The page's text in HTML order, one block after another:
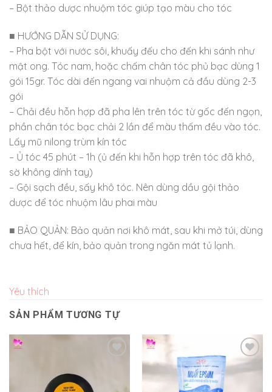
– Bột thảo dược nhuộm tóc giúp tạo màu cho tóc
■ HƯỚNG DẪN SỬ DỤNG:
– Pha bột với nước sôi, khuấy đếu cho đến khi sánh như
mật ong. Tóc nam, hoặc chấm chân tóc phủ bạc dùng 1
gói 15gr. Tóc dài đến ngang vai nhuộm cả đầu dùng 2-3
gói
– Chải đều hỗn hợp đã pha lên trên tóc từ gốc đến ngọn,
phần chân tóc bạc chải 2 lần để màu thấm đều vào tóc.
Lấy mũ nilong trùm kín tóc
– Ủ tóc 45 phút – 1h (ủ đến khi hỗn hợp trên tóc đã khô,
sờ không dính tay)
– Gội sạch đều, sấy khô tóc. Nên dùng dầu gội thảo
dược để tóc nhuộm lâu phai màu
■ BẢO QUẢN: Bảo quản nơi khô mát, sau khi mở túi, dùng
chưa hết, để kín, bảo quản trong ngăn mát tủ lạnh.
Yêu thích
SẢN PHẨM TƯƠNG TỰ
Yêu
thích